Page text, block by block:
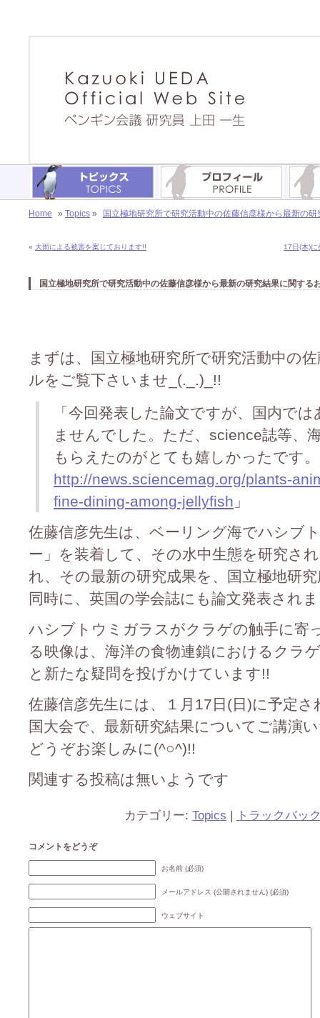
Home » Topics » 国立極地研究所で研究活動中の佐藤信彦様から最新の
« 大雨による被害を案じております!! 17日(木)
国立極地研究所で研究活動中の佐藤信彦様から最新の研究結果に関す
まずは、国立極地研究所で研究活動中の
ルをご覧下さいませ_(._.)_!!
「今回発表した論文ですが、国内で
ませんでした。ただ、science誌等、
もらえたのがとても嬉しかったです。
http://news.sciencemag.org/plants-
fine-dining-among-jellyfish 」
佐藤信彦先生は、ベーリング海でハシブ
ー」を装着して、その水中生態を研究さ
れ、その最新の研究成果を、国立極地研
同時に、英国の学会誌にも論文発表され
ハシブトウミガラスがクラゲの触手に寄
る映像は、海洋の食物連鎖におけるクラ
と新たな疑問を投げかけています!!
佐藤信彦先生には、１月17日(日)に予定
国大会で、最新研究結果についてご講演
どうぞお楽しみに(^○^)!!
関連する投稿は無いようです
カテゴリー: Topics | トラックバッ
コメントをどうぞ
お名前 (必須)
メールアドレス (公開されません) (必須)
ウェブサイト